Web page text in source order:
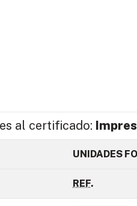
al certificado:
UNIDADES
REF.